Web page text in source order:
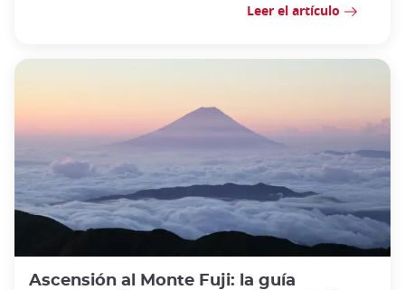
Leer el artículo
Ascensión al Monte Fuji: la guía